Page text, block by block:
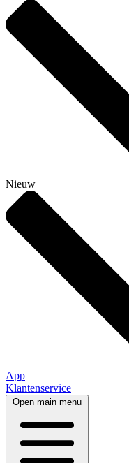
Nieuw
App
Klantenservice
Open main menu